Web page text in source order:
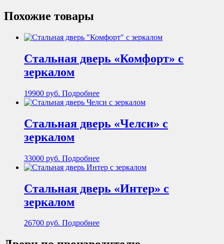
Похожие товары
Стальная дверь «Комфорт» с
зеркалом
19900 руб. Подробнее
Стальная дверь «Челси» с
зеркалом
33000 руб. Подробнее
Стальная дверь «Интер» с
зеркалом
26700 руб. Подробнее